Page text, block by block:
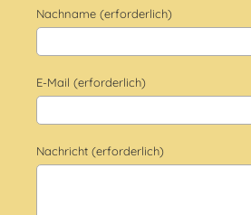
Nachname (erforderlich)
E-Mail (erforderlich)
Nachricht (erforderlich)